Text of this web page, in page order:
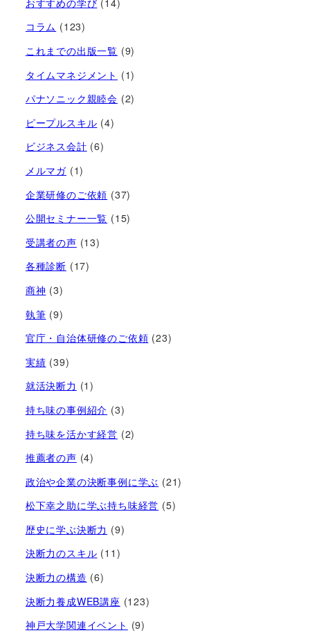
コラム (123)
これまでの出版一覧 (9)
タイムマネジメント (1)
パナソニック親睦会 (2)
ピープルスキル (4)
ビジネス会計 (6)
メルマガ (1)
企業研修のご依頼 (37)
公開セミナー一覧 (15)
受講者の声 (13)
各種診断 (17)
商神 (3)
執筆 (9)
官庁・自治体研修のご依頼 (23)
実績 (39)
就活決断力 (1)
持ち味の事例紹介 (3)
持ち味を活かす経営​ (2)
推薦者の声 (4)
政治や企業の決断事例に学ぶ (21)
松下幸之助に学ぶ持ち味経営 (5)
歴史に学ぶ決断力 (9)
決断力のスキル (11)
決断力の構造 (6)
決断力養成WEB講座 (123)
神戸大学関連イベント (9)